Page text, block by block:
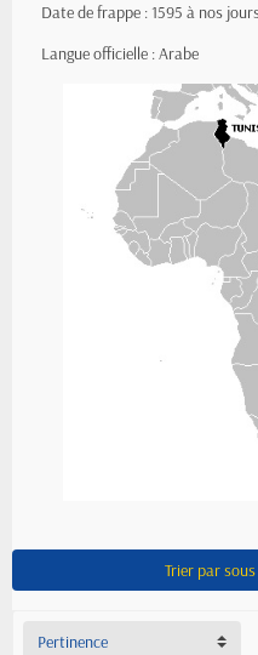
Date de frappe : 1595 à nos
Langue officielle : Arabe
Trier par
Pertinence